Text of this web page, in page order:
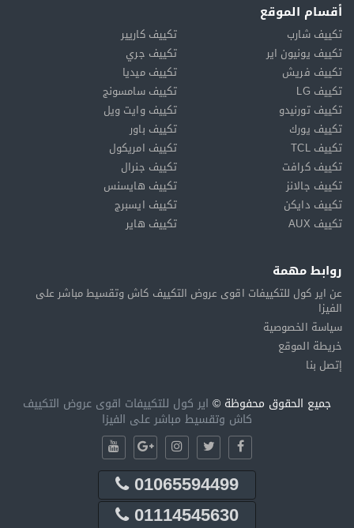
أقسام الموقع
تكييف شارب
تكييف كاريير
تكييف يونيون اير
تكييف جري
تكييف فريش
تكييف ميديا
تكييف LG
تكييف سامسونج
تكييف تورنيدو
تكييف وايت ويل
تكييف يورك
تكييف باور
تكييف TCL
تكييف امريكول
تكييف كرافت
تكييف جنرال
تكييف جالانز
تكييف هايسنس
تكييف دايكن
تكييف ايسبرج
تكييف AUX
تكييف هاير
روابط مهمة
عن اير كول للتكييفات اقوى عروض التكييف كاش وتقسيط مباشر على
الفيزا
سياسة الخصوصية
خريطة الموقع
إتصل بنا
جميع الحقوق محفوظة © اير كول للتكييفات اقوى عروض التكييف
كاش وتقسيط مباشر على الفيزا
01065594499
01114545630